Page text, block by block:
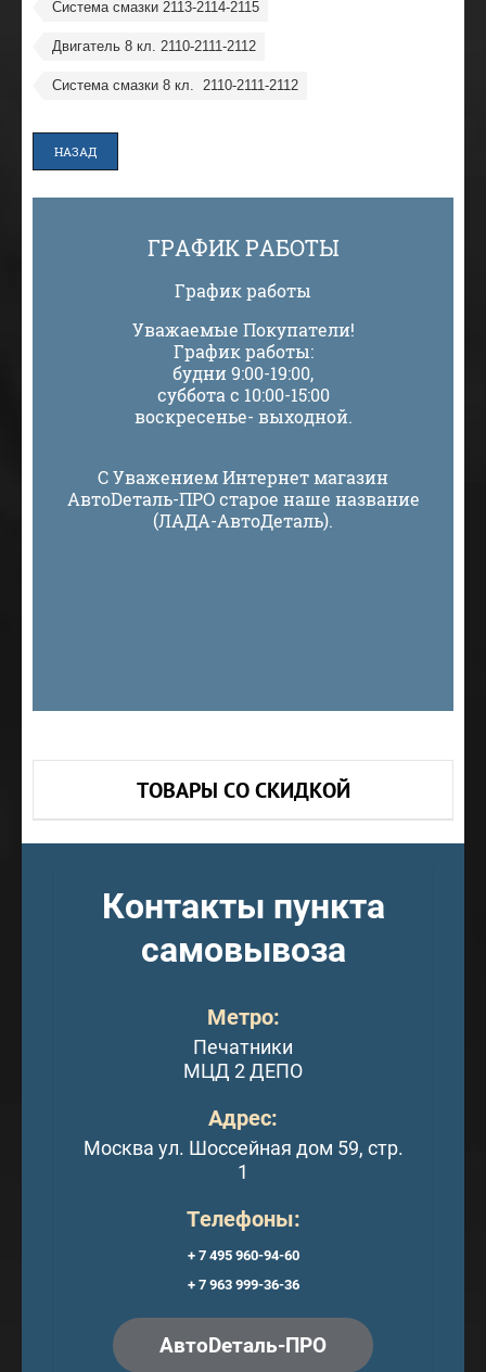
Система смазки 2113-2114-2115
Двигатель 8 кл. 2110-2111-2112
Система смазки 8 кл.  2110-2111-2112
НАЗАД
ГРАФИК РАБОТЫ
График работы
Уважаемые Покупатели!
График работы:
будни 9:00-19:00,
суббота с 10:00-15:00
воскресенье- выходной.
С Уважением Интернет магазин
АвтоDеталь-ПРО старое наше название
(ЛАДА-АвтоДеталь).
ТОВАРЫ СО СКИДКОЙ
Контакты пункта
самовывоза
Метро:
Печатники
МЦД 2 ДЕПО
Адрес:
Москва ул. Шоссейная дом 59, стр.
1
Телефоны:
+ 7 495 960-94-60
+ 7 963 999-36-36
АвтоDеталь-ПРО